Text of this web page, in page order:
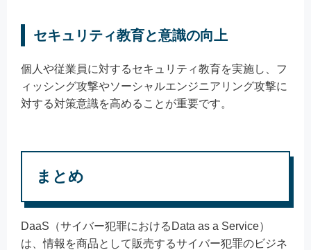
セキュリティ教育と意識の向上
個人や従業員に対するセキュリティ教育を実施し、フ
ィッシング攻撃やソーシャルエンジニアリング攻撃に
対する対策意識を高めることが重要です。
まとめ
DaaS（サイバー犯罪におけるData as a Service）
は、情報を商品として販売するサイバー犯罪のビジネ